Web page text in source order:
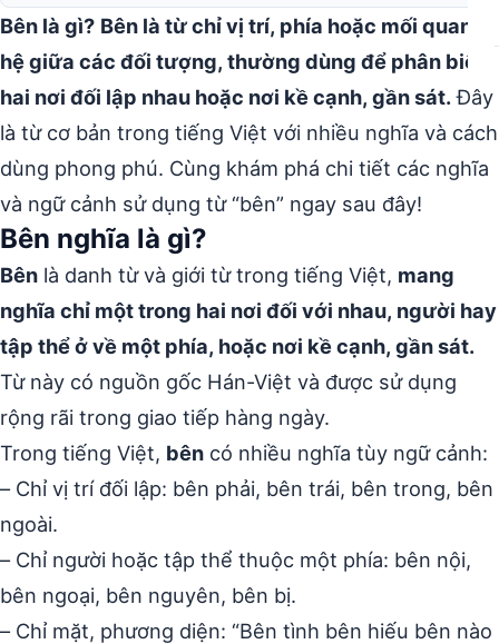
Bên là gì? Bên là từ chỉ vị trí, phía hoặc mối quan
hệ giữa các đối tượng, thường dùng để phân biệt
hai nơi đối lập nhau hoặc nơi kề cạnh, gần sát.Đây
là từ cơ bản trong tiếng Việt với nhiều nghĩa và cách
dùng phong phú. Cùng khám phá chi tiết các nghĩa
và ngữ cảnh sử dụng từ “bên” ngay sau đây!
Bên nghĩa là gì?
Bên là danh từ và giới từ trong tiếng Việt, mang
nghĩa chỉ một trong hai nơi đối với nhau, người hay
tập thể ở về một phía, hoặc nơi kề cạnh, gần sát.
Từ này có nguồn gốc Hán-Việt và được sử dụng
rộng rãi trong giao tiếp hàng ngày.
Trong tiếng Việt, bên có nhiều nghĩa tùy ngữ cảnh:
– Chỉ vị trí đối lập: bên phải, bên trái, bên trong, bên
ngoài.
– Chỉ người hoặc tập thể thuộc một phía: bên nội,
bên ngoại, bên nguyên, bên bị.
– Chỉ mặt, phương diện: “Bên tình bên hiếu bên nào